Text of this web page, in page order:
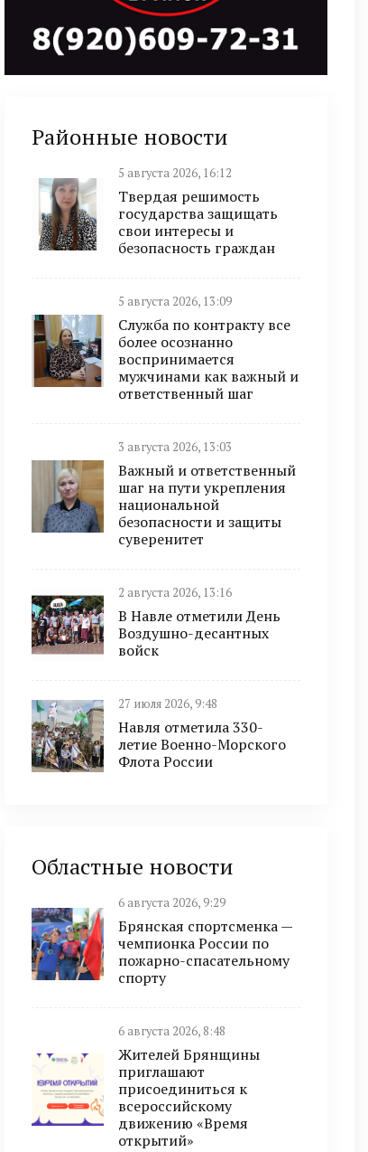
Районные новости
5 августа 2026, 16:12
Твердая решимость
государства защищать
свои интересы и
безопасность граждан
5 августа 2026, 13:09
Служба по контракту все
более осознанно
воспринимается
мужчинами как важный и
ответственный шаг
3 августа 2026, 13:03
Важный и ответственный
шаг на пути укрепления
национальной
безопасности и защиты
суверенитет
2 августа 2026, 13:16
В Навле отметили День
Воздушно-десантных
войск
27 июля 2026, 9:48
Навля отметила 330-
летие Военно-Морского
Флота России
Областные новости
6 августа 2026, 9:29
Брянская спортсменка —
чемпионка России по
пожарно-спасательному
спорту
6 августа 2026, 8:48
Жителей Брянщины
приглашают
присоединиться к
всероссийскому
движению «Время
открытий»